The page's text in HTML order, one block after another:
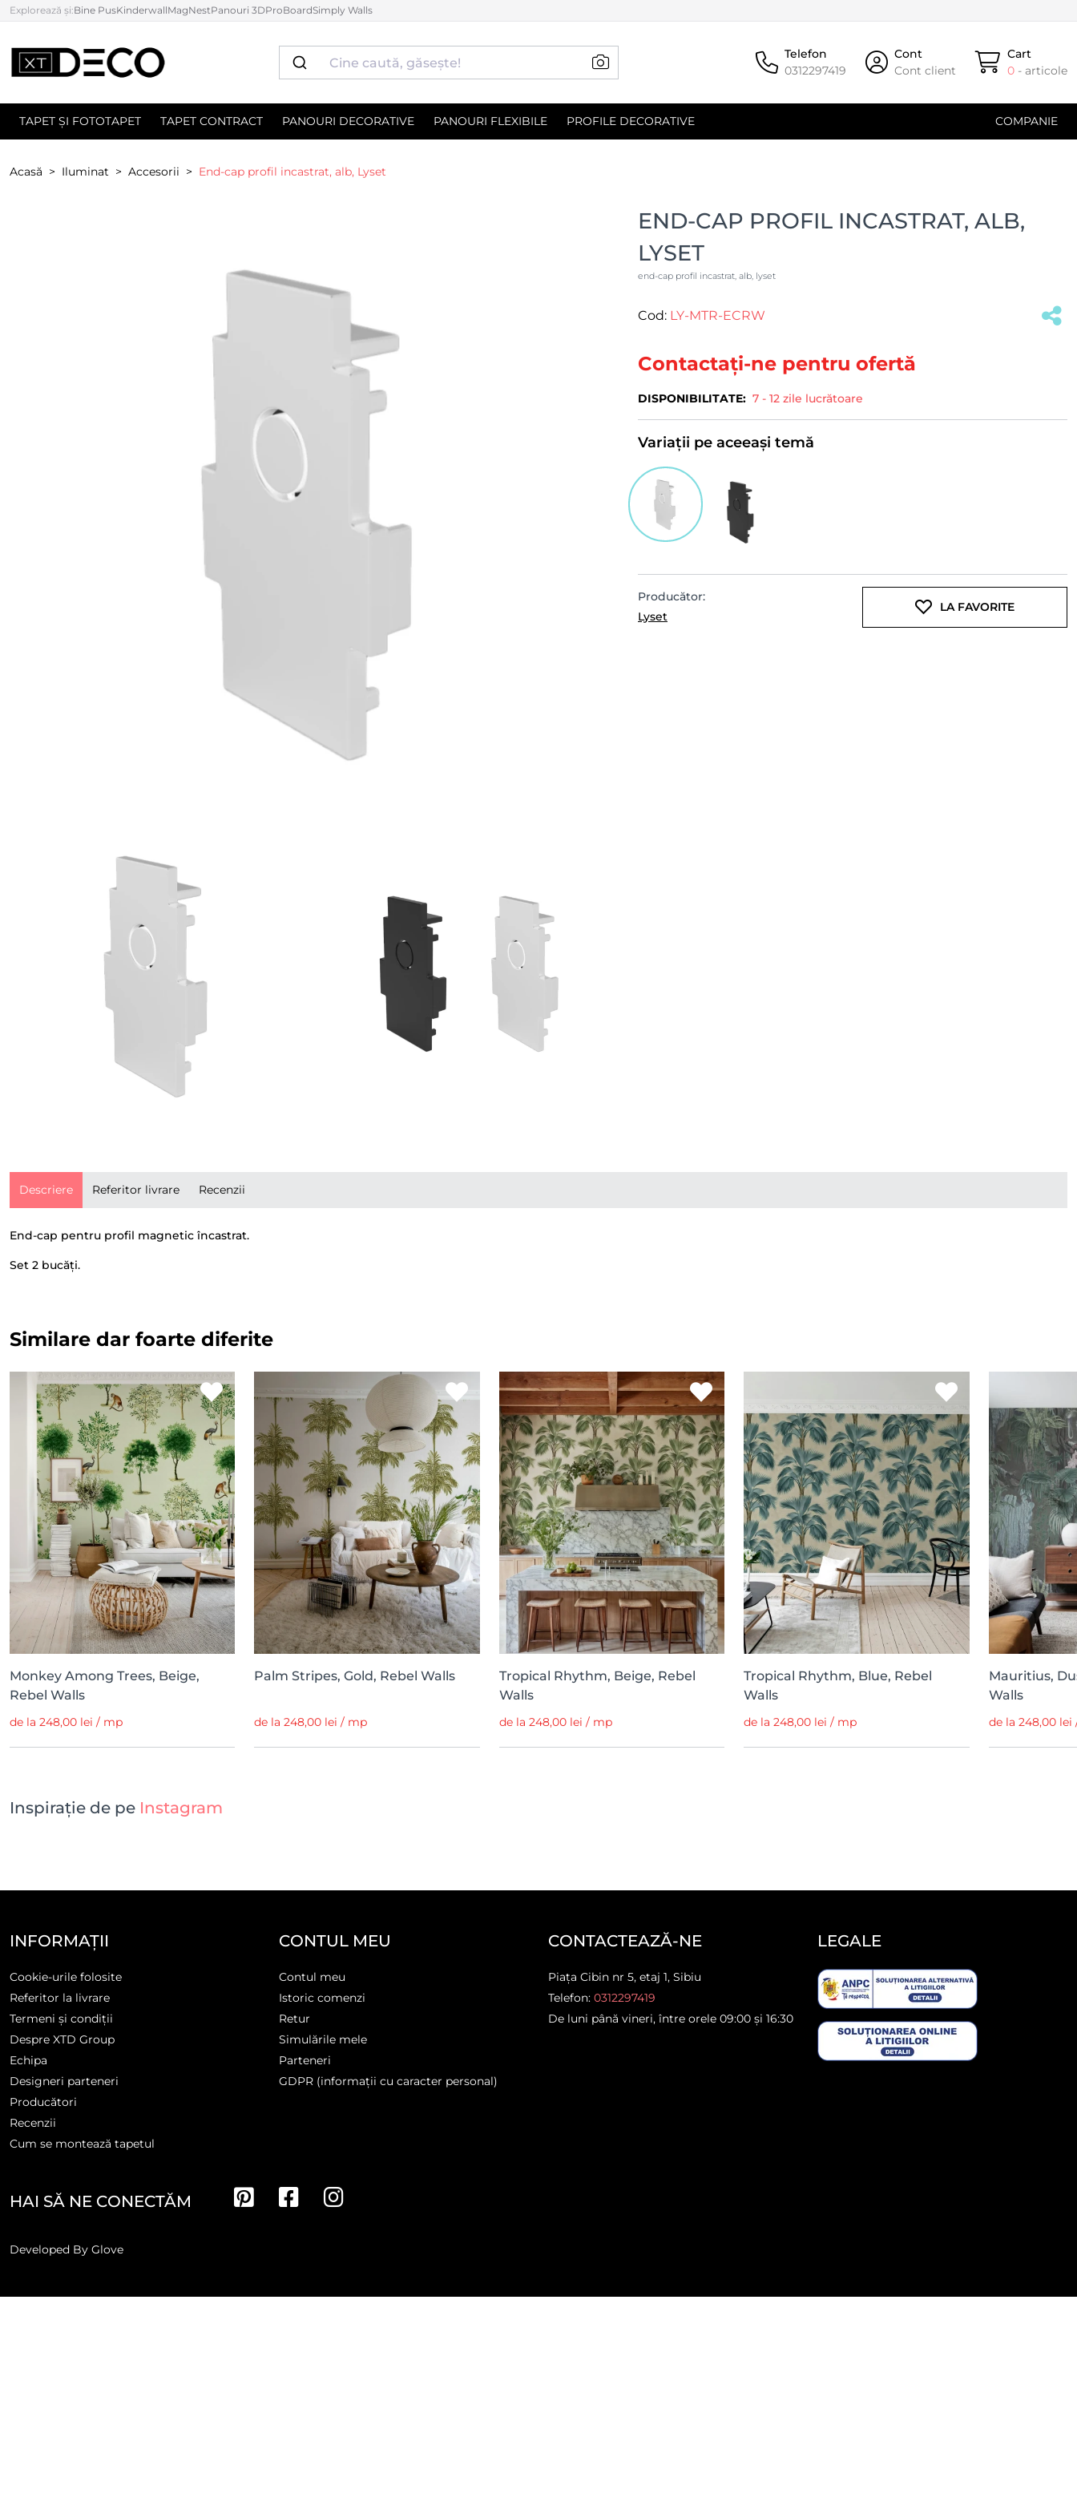
Explorează și:Bine PusKinderwallMagNestPanouri 3DProBoardSimply Walls
Telefon
0312297419
Cont
Cont client
Cart
0 - articole
TAPET ȘI FOTOTAPET TAPET CONTRACT PANOURI DECORATIVE PANOURI FLEXIBILE PROFILE DECORATIVE COMPANIE
Acasă Iluminat Accesorii End-cap profil incastrat, alb, Lyset
END-CAP PROFIL INCASTRAT, ALB,
LYSET
end-cap profil incastrat, alb, lyset
Cod: LY-MTR-ECRW
Contactați-ne pentru ofertă
DISPONIBILITATE: 7 - 12 zile lucrătoare
Variații pe aceeași temă
Producător:
Lyset
LA FAVORITE
Descriere Referitor livrare Recenzii
End-cap pentru profil magnetic încastrat.
Set 2 bucăți.
Similare dar foarte diferite
Monkey Among Trees, Beige,
Rebel Walls
de la 248,00 lei / mp
Palm Stripes, Gold, Rebel Walls
de la 248,00 lei / mp
Tropical Rhythm, Beige, Rebel
Walls
de la 248,00 lei / mp
Tropical Rhythm, Blue, Rebel
Walls
de la 248,00 lei / mp
Mauritius,
Walls
de la 248,00 lei
Inspirație de pe Instagram
INFORMAȚII
Cookie-urile folosite
Referitor la livrare
Termeni și condiții
Despre XTD Group
Echipa
Designeri parteneri
Producători
Recenzii
Cum se montează tapetul
CONTUL MEU
Contul meu
Istoric comenzi
Retur
Simulările mele
Parteneri
GDPR (informații cu caracter personal)
CONTACTEAZĂ-NE
Piața Cibin nr 5, etaj 1, Sibiu
Telefon: 0312297419
De luni până vineri, între orele 09:00 și 16:30
LEGALE
HAI SĂ NE CONECTĂM
Developed By Glove